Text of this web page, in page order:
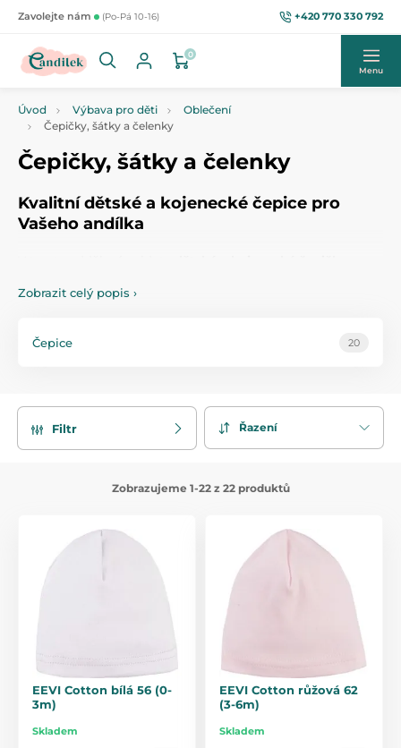
Zavolejte nám (Po-Pá 10-16) +420 770 330 792
0
Menu
Úvod Výbava pro děti
Oblečení
Čepičky, šátky a čelenky
Čepičky, šátky a čelenky
Kvalitní dětské a kojenecké čepice pro
Vašeho andílka
barevných variantách. Všechny
přesně dle vašich představ.
Zobrazit celý popis ›
Čepice 20
Filtr Řazení
Zobrazujeme 1-22 z 22 produktů
EEVI Cotton bílá 56 (0-
3m)
Skladem
EEVI Cotton růžová 62
(3-6m)
Skladem